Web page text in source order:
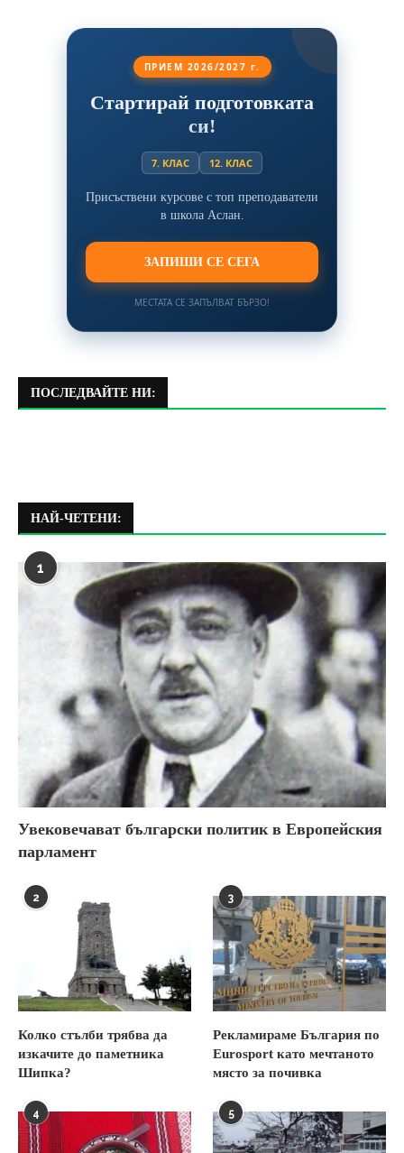
ПРИЕМ 2026/2027 г.
Стартирай подготовката
си!
7. КЛАС 12. КЛАС
Присъствени курсове с топ преподаватели
в школа Аслан.
ЗАПИШИ СЕ СЕГА
МЕСТАТА СЕ ЗАПЪЛВАТ БЪРЗО!
ПОСЛЕДВАЙТЕ НИ:
НАЙ-ЧЕТЕНИ:
1
Увековечават български политик в Европейския
парламент
2
Колко стълби трябва да
изкачите до паметника
Шипка?
3
Рекламираме България по
Eurosport като мечтаното
място за почивка
4 5